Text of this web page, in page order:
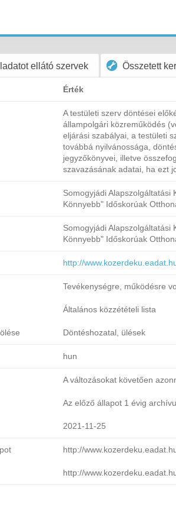
ellátó szervek Összetett
Érték
A testületi szerv döntései
állampolgári közreműködés
eljárási szabályai, a testületi
továbbá nyilvánossága,
jegyzőkönyvei, illetve
szavazásának adatai, ha ezt
Somogyjádi Alapszolgáltatási
Könnyebb" Időskorúak
Somogyjádi Alapszolgáltatási
Könnyebb" Időskorúak
http://
Tevékenységre, működésre
Általános közzétételi lista
Döntéshozatal, ülések
hun
A változásokat követően
Az előző állapot 1 évig
2021-11-25
http://
http://